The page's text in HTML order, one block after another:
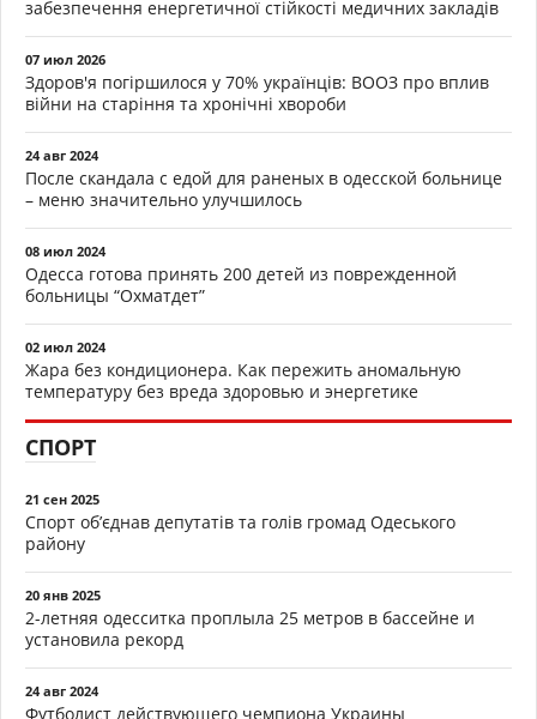
забезпечення енергетичної стійкості медичних закладів
07 июл 2026
Здоров'я погіршилося у 70% українців: ВООЗ про вплив
війни на старіння та хронічні хвороби
24 авг 2024
После скандала с едой для раненых в одесской больнице
– меню значительно улучшилось
08 июл 2024
Одесса готова принять 200 детей из поврежденной
больницы “Охматдет”
02 июл 2024
Жара без кондиционера. Как пережить аномальную
температуру без вреда здоровью и энергетике
СПОРТ
21 сен 2025
Спорт об’єднав депутатів та голів громад Одеського
району
20 янв 2025
2-летняя одесситка проплыла 25 метров в бассейне и
установила рекорд
24 авг 2024
Футболист действующего чемпиона Украины